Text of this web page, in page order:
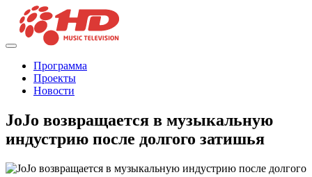
Программа
Проекты
Новости
JoJo возвращается в музыкальную
индустрию после долгого затишья